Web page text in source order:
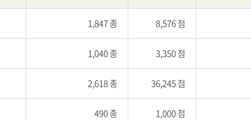
1,847 종 8,576 점
1,040 종 3,350 점
2,618 종 36,245 점
490 종 1,000 점